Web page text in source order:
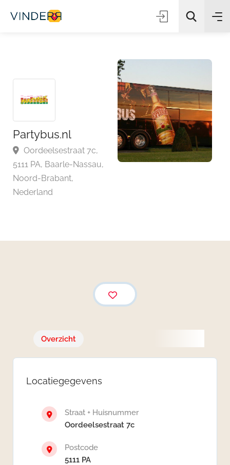
Zoeken
Partybus.nl
Oordeelsestraat 7c,
5111 PA, Baarle-Nassau,
Noord-Brabant,
Overzicht
Locatiegegevens
Straat + Huisnummer
Oordeelsestraat 7c
Postcode
5111 PA